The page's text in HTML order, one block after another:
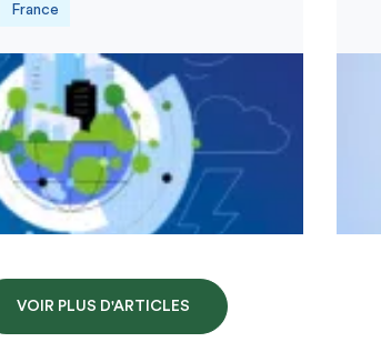
France
VOIR PLUS D'ARTICLES